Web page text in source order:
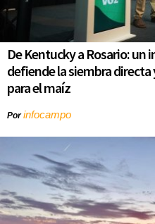
De Kentucky a Rosario: un
defiende la siembra
para el maíz
Porinfocampo